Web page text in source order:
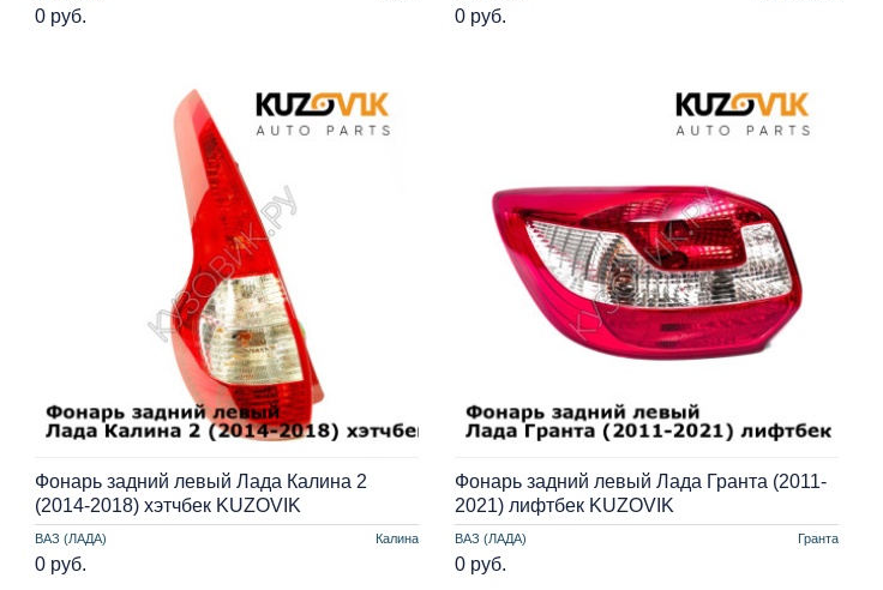
0 руб. 0 руб.
ВАЗ (ЛАДА) Калина
Фонарь задний левый Лада Калина 2
(2014-2018) хэтчбек KUZOVIK
0 руб.
ВАЗ (ЛАДА) Гранта
Фонарь задний левый Лада Гранта (2011-
2021) лифтбек KUZOVIK
0 руб.